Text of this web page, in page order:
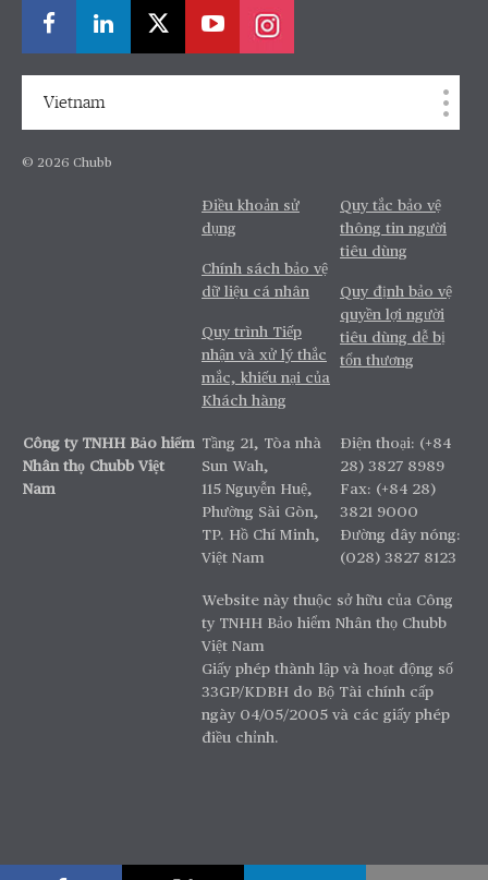
Vietnam
© 2026 Chubb
Điều khoản sử
dụng
Chính sách bảo vệ
dữ liệu cá nhân
Quy trình Tiếp
nhận và xử lý thắc
mắc, khiếu nại của
Khách hàng
Quy tắc bảo vệ
thông tin người
tiêu dùng
Quy định bảo vệ
quyền lợi người
tiêu dùng dễ bị
tổn thương
Công ty TNHH Bảo hiểm
Nhân thọ Chubb Việt
Nam
Tầng 21, Tòa nhà
Sun Wah,
115 Nguyễn Huệ,
Phường Sài Gòn,
TP. Hồ Chí Minh,
Việt Nam
Điện thoại: (+84
28) 3827 8989
Fax: (+84 28)
3821 9000
Đường dây nóng:
(028) 3827 8123
Website này thuộc sở hữu của Công
ty TNHH Bảo hiểm Nhân thọ Chubb
Việt Nam
Giấy phép thành lập và hoạt động số
33GP/KDBH do Bộ Tài chính cấp
ngày 04/05/2005 và các giấy phép
điều chỉnh.